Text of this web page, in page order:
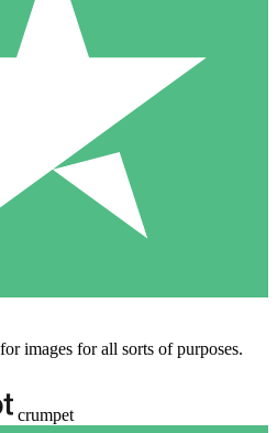
images for all sorts of purposes.
crumpet